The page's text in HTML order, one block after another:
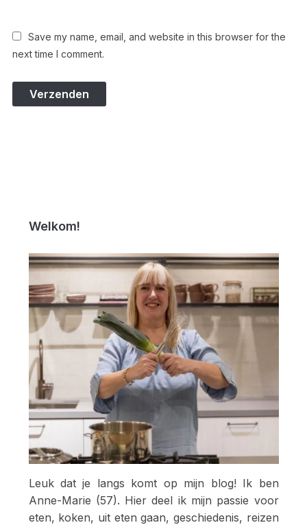
Save my name, email, and website in this browser for the
next time I comment.
Welkom!
Leuk dat je langs komt op mijn blog! Ik ben
Anne-Marie (57). Hier deel ik mijn passie voor
eten, koken, uit eten gaan, geschiedenis, reizen